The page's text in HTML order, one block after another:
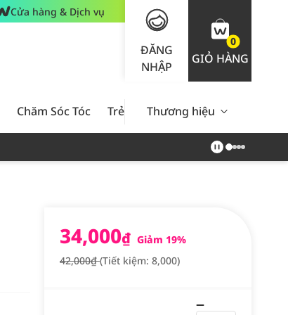
Cửa hàng & Dịch vụ
ĐĂNG
NHẬP
0
GIỎ HÀNG
Chăm Sóc Tóc Trẻ Em Nam Giới Chăm Sóc
Thương hiệu
34,000₫ Giảm 19%
42,000₫(Tiết kiệm: 8,000)